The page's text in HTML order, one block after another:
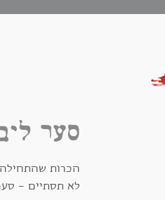
סער
לא תסתיים -